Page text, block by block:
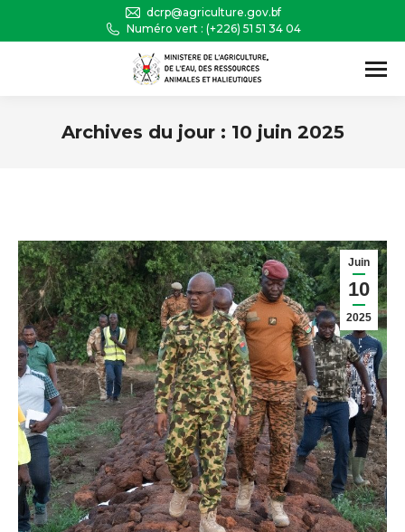
dcrp@agriculture.gov.bf
Numéro vert : (+226) 51 51 34 04
Archives du jour : 10 juin 2025
Juin
10
2025